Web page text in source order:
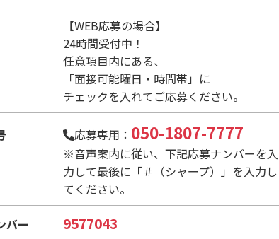
【WEB応募の場合】
24時間受付中！
任意項目内にある、
「面接可能曜日・時間帯」に
チェックを入れてご応募ください。
応募専用： 050-1807-7777
※音声案内に従い、下記応募ナンバーを入
力して最後に「＃（シャープ）」を入力し
てください。
バー 9577043